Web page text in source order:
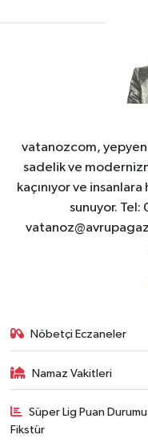
vatanozcom,
sadelik ve
kaçınıyor ve
sunuyor.
Nöbetçi Eczaneler
Namaz Vakitleri
Süper Lig Puan
Fikstür